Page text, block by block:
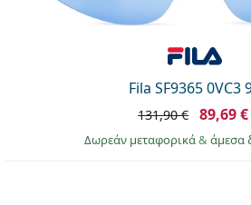
Fila SF9365 0VC3
131,90 € 89,69 €
Δωρεάν μεταφορικά& άμεσα